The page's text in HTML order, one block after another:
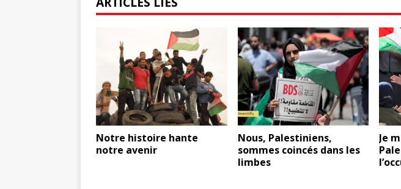
Notre histoire hante
notre avenir
Nous, Palestiniens,
sommes coincés dans les
limbes
Je